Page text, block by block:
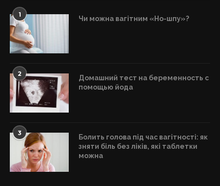
1 Чи можна вагітним «Но-шпу»?
2
Домашний тест на беременность с
помощью йода
3
Болить голова під час вагітності: як
зняти біль без ліків, які таблетки
можна